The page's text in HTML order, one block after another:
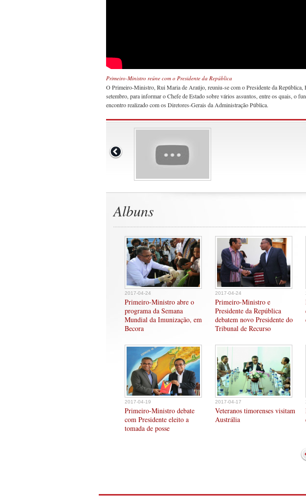
Primeiro-Ministro reúne com o Presidente da República
O Primeiro-Ministro, Rui Maria de Araújo, reuniu-se com o Presidente da República,
setembro, para informar o Chefe de Estado sobre vários assuntos, entre os quais, o
encontro realizado com os Diretores-Gerais da Administração Pública.
Albuns
2017-04-24
Primeiro-Ministro abre o
programa da Semana
Mundial da Imunização, em
Becora
2017-04-24
Primeiro-Ministro e
Presidente da República
debatem novo Presidente do
Tribunal de Recurso
2017-04-19
Primeiro-Ministro debate
com Presidente eleito a
tomada de posse
2017-04-17
Veteranos timorenses visitam
Austrália